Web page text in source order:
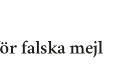
falska mejl